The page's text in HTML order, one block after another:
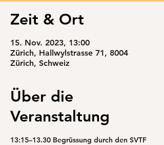
Zeit & Ort
15. Nov. 2023, 13:00
Zürich, Hallwylstrasse 71, 8004
Zürich, Schweiz
Über die
Veranstaltung
13:15–13.30 Begrüssung durch den SVTF